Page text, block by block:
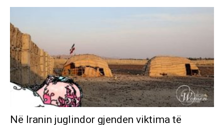
Në Iranin juglindor gjenden viktima të